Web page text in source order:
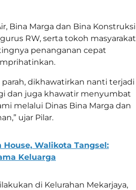
Bina Marga dan Bina Konstruksi
RW, serta tokoh masyarakat
penanganan cepat
dikhawatirkan nanti terjadi
dan juga khawatir menyumbat
melalui Dinas Bina Marga dan
ujar Pilar.
House, Walikota Tangsel:
Keluarga
di Kelurahan Mekarjaya,